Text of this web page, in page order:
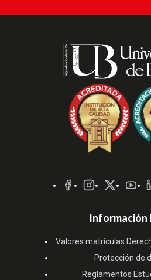
Sociales
Información
Valores matrículas
Protección de
Reglamentos